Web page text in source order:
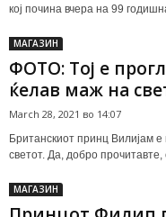
кој почина вчера на 99
МАГАЗИН
ФОТО: Тој е
ќелав маж на
March 28, 2021 во 14:07
Британскиот принц Вилијам
светот. Да, добро
МАГАЗИН